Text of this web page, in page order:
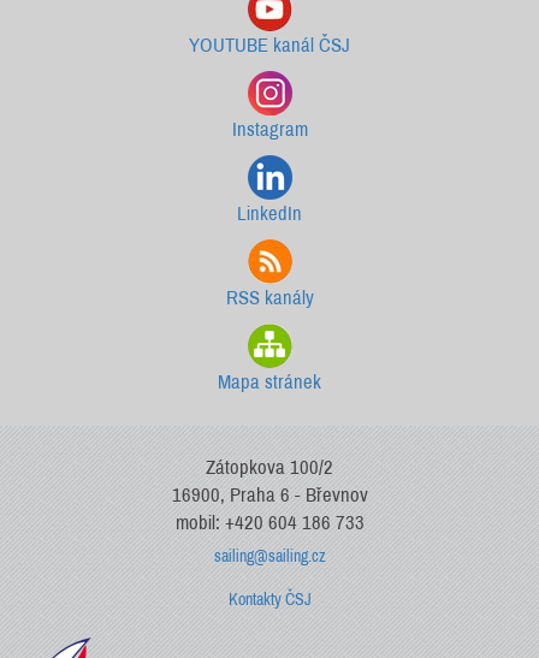
YOUTUBE kanál ČSJ
Instagram
LinkedIn
RSS kanály
Mapa stránek
Zátopkova 100/2
16900, Praha 6 - Břevnov
mobil: +420 604 186 733
sailing@sailing.cz
Kontakty ČSJ